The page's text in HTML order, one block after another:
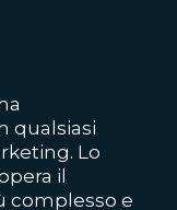
qualsiasi
Lo
il
complesso e